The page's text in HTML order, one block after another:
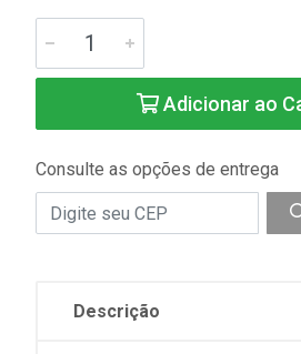
Adicionar ao
Consulte as opções de entrega
Descrição